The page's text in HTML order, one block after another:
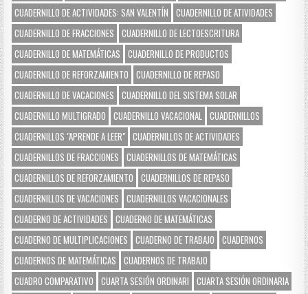
CUADERNILLO DE ACTIVIDADES: SAN VALENTÍN
CUADERNILLO DE ATIVIDADES
CUADERNILLO DE FRACCIONES
CUADERNILLO DE LECTOESCRITURA
CUADERNILLO DE MATEMÁTICAS
CUADERNILLO DE PRODUCTOS
CUADERNILLO DE REFORZAMIENTO
CUADERNILLO DE REPASO
CUADERNILLO DE VACACIONES
CUADERNILLO DEL SISTEMA SOLAR
CUADERNILLO MULTIGRADO
CUADERNILLO VACACIONAL CUADERNILLOS
CUADERNILLOS "APRENDE A LEER" CUADERNILLOS DE ACTIVIDADES
CUADERNILLOS DE FRACCIONES
CUADERNILLOS DE MATEMÁTICAS
CUADERNILLOS DE REFORZAMIENTO
CUADERNILLOS DE REPASO
CUADERNILLOS DE VACACIONES
CUADERNILLOS VACACIONALES
CUADERNO DE ACTIVIDADES
CUADERNO DE MATEMÁTICAS
CUADERNO DE MULTIPLICACIONES
CUADERNO DE TRABAJO
CUADERNOS
CUADERNOS DE MATEMÁTICAS
CUADERNOS DE TRABAJO
CUADRO COMPARATIVO
CUARTA SESIÓN ORDINARI
CUARTA SESIÓN ORDINARIA